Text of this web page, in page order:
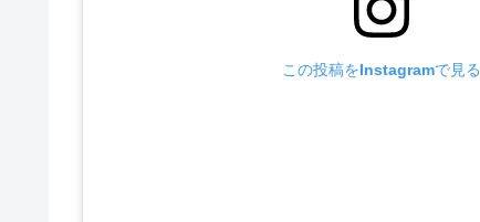
この投稿をInstagramで見る